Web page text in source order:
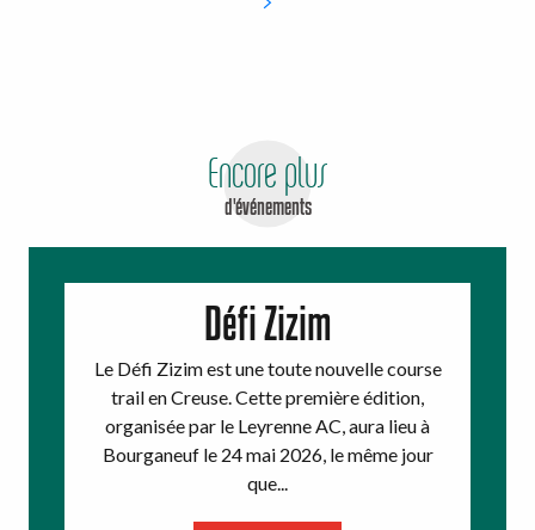
Encore plus
d'événements
Défi Zizim
Le Défi Zizim est une toute nouvelle course
trail en Creuse. Cette première édition,
organisée par le Leyrenne AC, aura lieu à
Bourganeuf le 24 mai 2026, le même jour
que...